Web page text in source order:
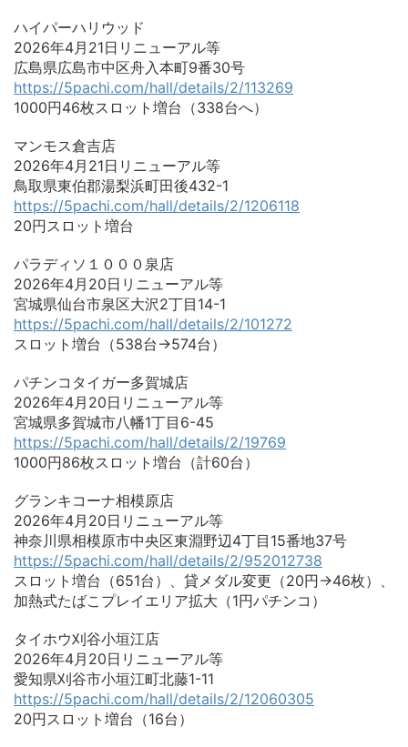
ハイパーハリウッド
2026年4月21日リニューアル等
広島県広島市中区舟入本町9番30号
https://5pachi.com/hall/details/2/113269
1000円46枚スロット増台（338台へ）
マンモス倉吉店
2026年4月21日リニューアル等
鳥取県東伯郡湯梨浜町田後432-1
https://5pachi.com/hall/details/2/1206118
20円スロット増台
パラディソ１０００泉店
2026年4月20日リニューアル等
宮城県仙台市泉区大沢2丁目14-1
https://5pachi.com/hall/details/2/101272
スロット増台（538台→574台）
パチンコタイガー多賀城店
2026年4月20日リニューアル等
宮城県多賀城市八幡1丁目6-45
https://5pachi.com/hall/details/2/19769
1000円86枚スロット増台（計60台）
グランキコーナ相模原店
2026年4月20日リニューアル等
神奈川県相模原市中央区東淵野辺4丁目15番地37号
https://5pachi.com/hall/details/2/952012738
スロット増台（651台）、貸メダル変更（20円→46枚）、
加熱式たばこプレイエリア拡大（1円パチンコ）
タイホウ刈谷小垣江店
2026年4月20日リニューアル等
愛知県刈谷市小垣江町北藤1-11
https://5pachi.com/hall/details/2/12060305
20円スロット増台（16台）